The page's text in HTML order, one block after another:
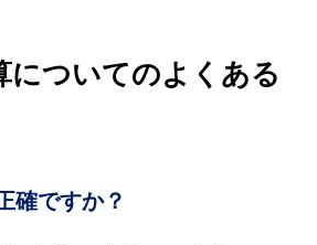
についてのよくある
確ですか？